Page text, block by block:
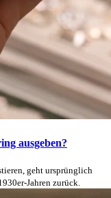
ausgeben?
geht ursprünglich
Jahren zurück.